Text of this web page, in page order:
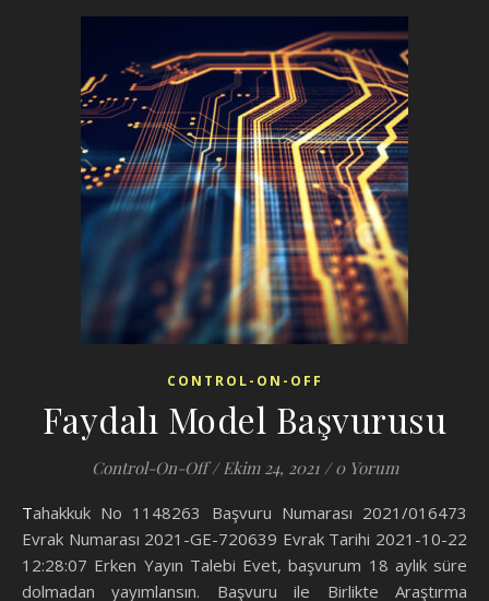
CONTROL-ON-OFF
Faydalı Model Başvurusu
Control-On-Off / Ekim 24, 2021 / 0 Yorum
Tahakkuk No 1148263 Başvuru Numarası 2021/016473
Evrak Numarası 2021-GE-720639 Evrak Tarihi 2021-10-22
12:28:07 Erken Yayın Talebi Evet, başvurum 18 aylık süre
dolmadan yayımlansın. Başvuru ile Birlikte Araştırma